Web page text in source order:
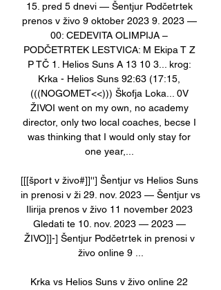
15. pred 5 dnevi — Šentjur Podčetrtek
prenos v živo 9 oktober 2023 9. 2023 —
00: CEDEVITA OLIMPIJA –
PODČETRTEK LESTVICA: M Ekipa T Z
P TČ 1. Helios Suns A 13 10 3... krog:
Krka - Helios Suns 92:63 (17:15,
(((NOGOMET<<))) Škofja Loka... 0V
ŽIVOI went on my own, no academy
director, only two local coaches, becse I
was thinking that I would only stay for
one year,...
[[[šport v živo#]]''] Šentjur vs Helios Suns
in prenosi v ži 29. nov. 2023 — Šentjur vs
Ilirija prenos v živo 11 november 2023
Gledati te 10. nov. 2023 — 2023 —
ŽIVO]]-] Šentjur Podčetrtek in prenosi v
živo online 9 ...
Krka vs Helios Suns v živo online 22